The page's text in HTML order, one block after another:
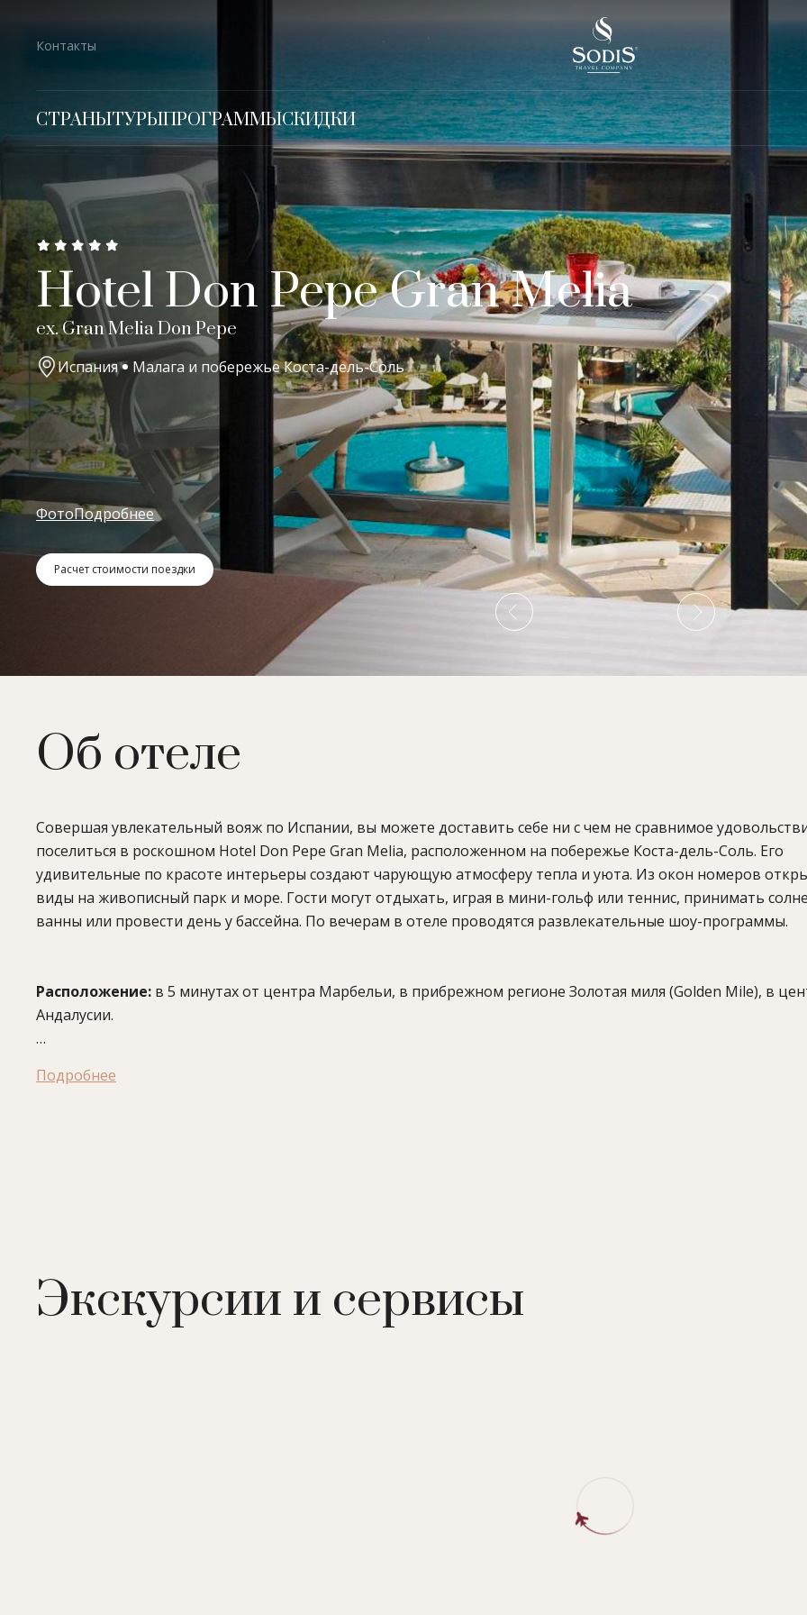
Контакты
СТРАНЫТУРЫПРОГРАММЫСКИДКИ
Hotel Don Pepe Gran Melia
ex. Gran Melia Don Pepe
Испания Малага и побережье Коста-дель-Соль
ФотоПодробнее
Расчет стоимости поездки
Об отеле
Совершая увлекательный вояж по Испании, вы можете доставить себе ни с чем не сравнимое
поселиться в роскошном Hotel Don Pepe Gran Melia, расположенном на побережье Коста-дель-Соль. Его
удивительные по красоте интерьеры создают чарующую атмосферу тепла и уюта. Из окон номеров
виды на живописный парк и море. Гости могут отдыхать, играя в мини-гольф или теннис, принимать
ванны или провести день у бассейна. По вечерам в отеле проводятся развлекательные шоу-программы.
Расположение: в 5 минутах от центра Марбельи, в прибрежном регионе Золотая миля (Golden Mile), в
Андалусии.
В отеле:3 ресторана (испанская, средиземноморская и международная кухня), бар, 2 бассейна (один открытый,
view, 12 – Redlevel junior suite, 7 – Grand ocean suite, номер категории Presidential suite, номер категории
bobois penthouse suite, номер категории Moet & chandon penthouse suite.
Подробнее
Экскурсии и сервисы